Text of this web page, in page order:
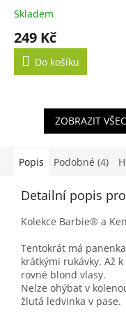
Skladem
249 Kč
Do košíku
ZOBRAZIT
Popis Podobné (4)
Detailní popis
Kolekce Barbie® a
Tentokrát má
krátkými rukávky. Až
rovné blond vlasy.
Nelze ohýbat v
žlutá ledvinka v pase.